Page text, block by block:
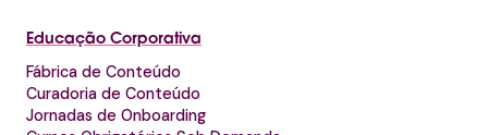
Educação Corporativa
Fábrica de Conteúdo
Curadoria de Conteúdo
Jornadas de Onboarding